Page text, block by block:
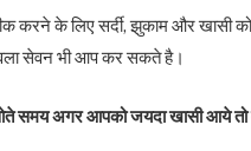
करने के लिए सर्दी, झुकाम और खासी
सेवन भी आप कर सकते है।
समय अगर आपको जयदा खासी आये तो